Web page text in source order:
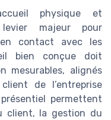
physique et
majeur pour
en contact avec les
bien conçue doit
mesurables, alignés
de l’entreprise
permettent
client, la gestion du